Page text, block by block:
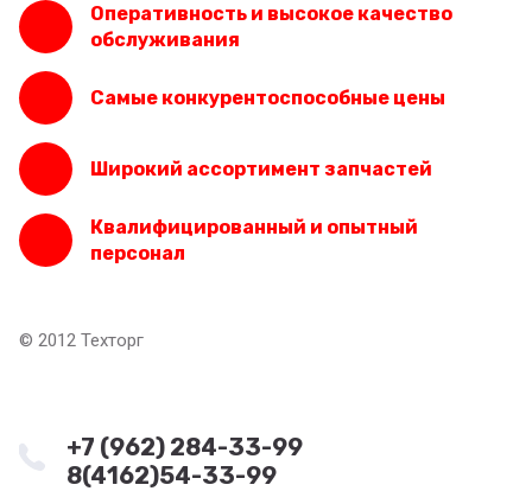
Оперативность и высокое качество
обслуживания
Самые конкурентоспособные цены
Широкий ассортимент запчастей
Квалифицированный и опытный
персонал
© 2012 Техторг
+7 (962) 284-33-99
8(4162)54-33-99